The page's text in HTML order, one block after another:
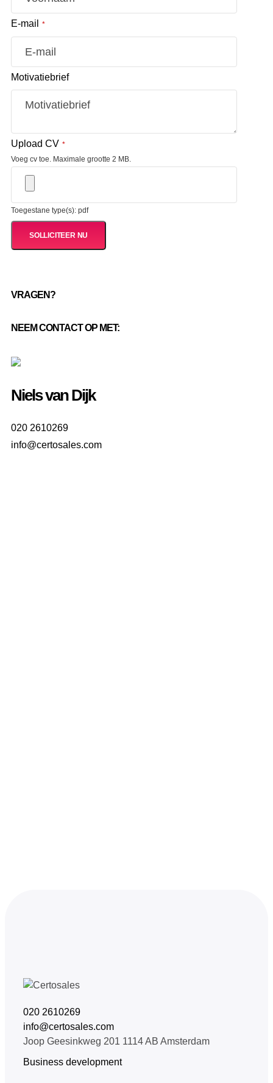
VRAGEN?
NEEM CONTACT OP MET:
Niels van Dijk
020 2610269
info@certosales.com
E-mail *
Motivatiebrief
Upload CV *
Voeg cv toe. Maximale grootte 2 MB.
Toegestane type(s): pdf
020 2610269
info@certosales.com
Joop Geesinkweg 201 1114 AB Amsterdam
Business development